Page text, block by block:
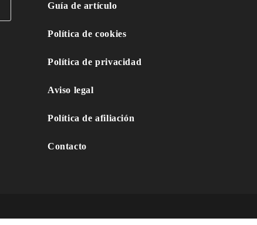
Guía de artículo
Política de cookies
Política de privacidad
Aviso legal
Política de afiliación
Contacto